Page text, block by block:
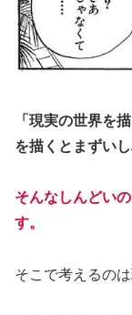
「現実の世界を
を描くとまずい
そんなしんどい
す。
そこで考えるの